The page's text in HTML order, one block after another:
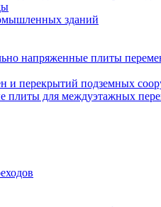
зданий
напряженные плиты
и перекрытий подземных
плиты для междуэтажных